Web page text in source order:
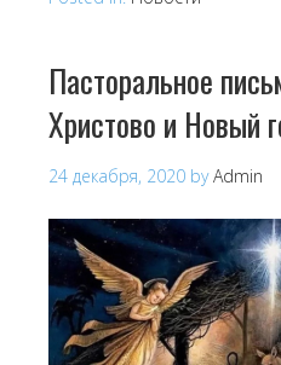
Пасторальное
Христово и Новый
24 декабря, 2020 byAdmin